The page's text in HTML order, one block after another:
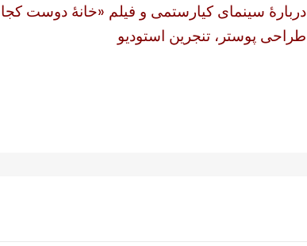
دربارهٔ سینمای کیارستمی و فیلم «خانهٔ دوست
طراحی پوستر، تنجرین استودیو